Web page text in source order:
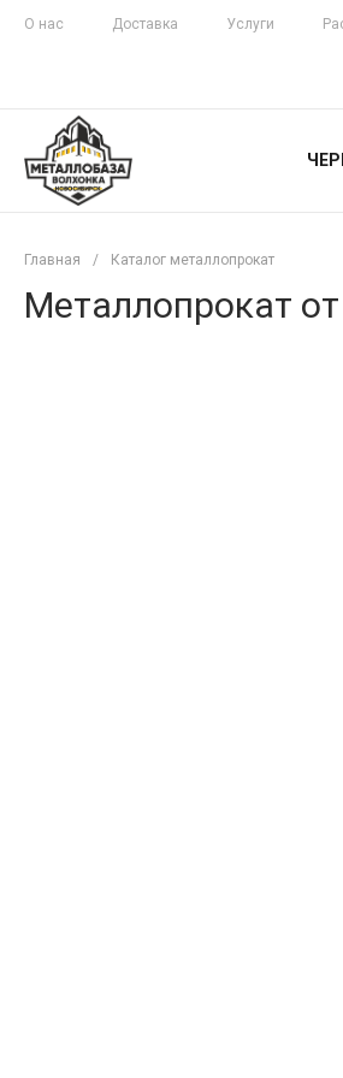
О нас Доставка Услуги
Главная / Каталог металлопрокат
Металлопрокат